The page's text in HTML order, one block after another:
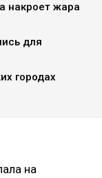
накроет жара
для
городах
на